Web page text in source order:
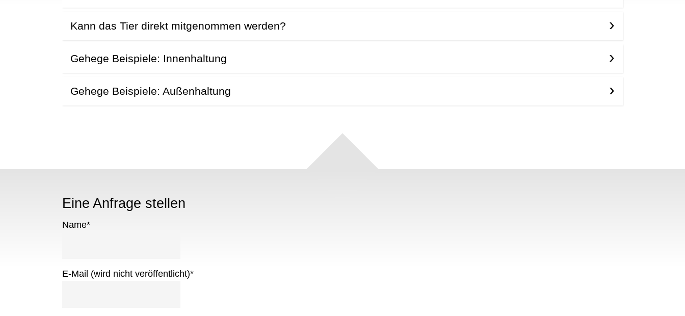
Kann das Tier direkt mitgenommen werden?
Gehege Beispiele: Innenhaltung
Gehege Beispiele: Außenhaltung
Eine Anfrage stellen
Name*
E-Mail (wird nicht veröffentlicht)*